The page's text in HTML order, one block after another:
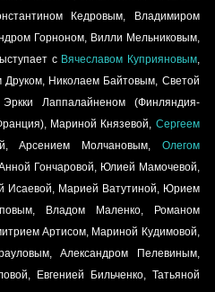
Горноном, Вилли Мельниковым,
с Вячеславом Куприяновым,
Друком, Николаем Байтовым, Светой
Лаппалайненом (Финляндия-
(Франция), Мариной Князевой, Сергеем
Арсением Молчановым, Олегом
Гончаровой,
Юлией Мамочевой,
Исаевой, Марией Ватутиной, Юрием
Владом Маленко, Романом
Александром Пелевиным,
Евгенией Бильченко, Татьяной